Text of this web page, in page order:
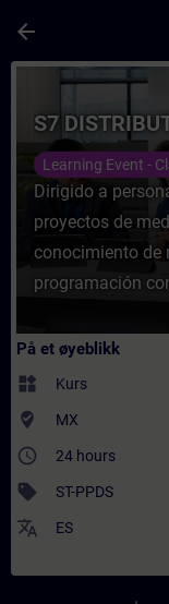
arrow_back
Kurs - S7
S7
Learning Event -
Dirigido a
proyectos de
conocimiento de
programación
På et øyeblikk
widgets Kurs
where_to_vote MX
access_time 24 hours
sell ST-PPDS
translate ES